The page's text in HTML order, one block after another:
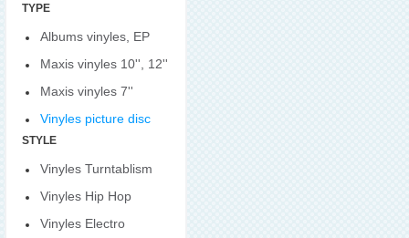
TYPE
Albums vinyles, EP
Maxis vinyles 10'', 12''
Maxis vinyles 7''
Vinyles picture disc
STYLE
Vinyles Turntablism
Vinyles Hip Hop
Vinyles Electro